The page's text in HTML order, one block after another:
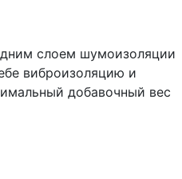
слоем шумоизоляции
виброизоляцию и
добавочный вес